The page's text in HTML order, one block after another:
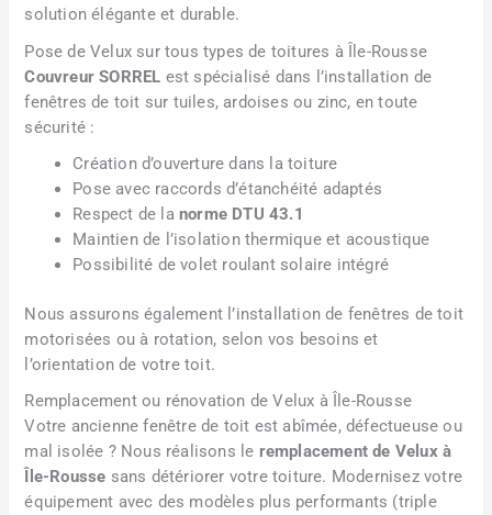
solution élégante et durable.
Pose de Velux sur tous types de toitures à Île-Rousse
Couvreur SORREL est spécialisé dans l’installation de
fenêtres de toit sur tuiles, ardoises ou zinc, en toute
sécurité :
Création d’ouverture dans la toiture
Pose avec raccords d’étanchéité adaptés
Respect de lanorme DTU 43.1
Maintien de l’isolation thermique et acoustique
Possibilité de volet roulant solaire intégré
Nous assurons également l’installation de fenêtres de toit
motorisées ou à rotation, selon vos besoins et
l’orientation de votre toit.
Remplacement ou rénovation de Velux à Île-Rousse
Votre ancienne fenêtre de toit est abîmée, défectueuse ou
mal isolée ? Nous réalisons le remplacement de Velux à
Île-Rousse sans détériorer votre toiture. Modernisez votre
équipement avec des modèles plus performants (triple